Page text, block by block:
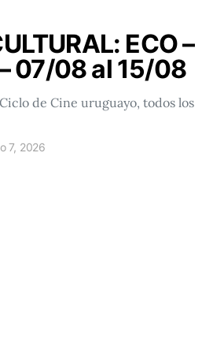
ECO –
07/08 al 15/08
de Cine uruguayo, todos los
7, 2026